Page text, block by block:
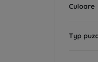
Culoare
Typ